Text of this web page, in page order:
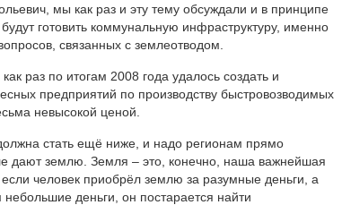
мы как раз и эту тему обсуждали и в принципе
готовить коммунальную инфраструктуру, именно
связанных с землеотводом.
раз по итогам 2008 года удалось создать и
предприятий по производству быстровозводимых
невысокой ценой.
стать ещё ниже, и надо регионам прямо
дают землю. Земля – это, конечно, наша важнейшая
если человек приобрёл землю за разумные деньги, а
деньги, он постарается найти